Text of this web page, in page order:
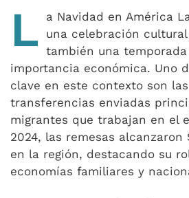
L
a Navidad en América
una celebración
también una temporada
importancia económica. Uno
clave en este contexto son
transferencias enviadas
migrantes que trabajan en el
2024, las remesas alcanzaron
en la región, destacando su
economías familiares y